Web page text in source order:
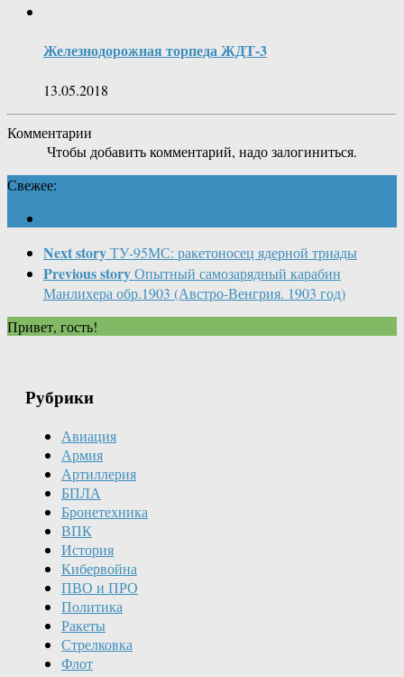
Железнодорожная торпеда ЖДТ-3
13.05.2018
Комментарии
Чтобы добавить комментарий, надо залогиниться.
Свежее:
Next storyТУ-95МС: ракетоносец ядерной триады
Previous storyОпытный самозарядный карабин
Манлихера обр.1903 (Австро-Венгрия. 1903 год)
Привет, гость!
Рубрики
Авиация
Армия
Артиллерия
БПЛА
Бронетехника
ВПК
История
Кибервойна
ПВО и ПРО
Политика
Ракеты
Стрелковка
Флот